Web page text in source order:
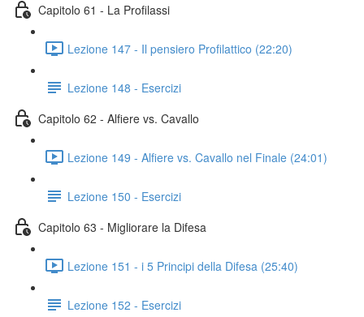
Capitolo 61 - La Profilassi
Lezione 147 - Il pensiero Profilattico (22:20)
Lezione 148 - Esercizi
Capitolo 62 - Alfiere vs. Cavallo
Lezione 149 - Alfiere vs. Cavallo nel Finale (24:01)
Lezione 150 - Esercizi
Capitolo 63 - Migliorare la Difesa
Lezione 151 - i 5 Principi della Difesa (25:40)
Lezione 152 - Esercizi